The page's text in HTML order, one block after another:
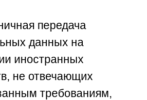
передача
данных на
иностранных
не отвечающих
требованиям,